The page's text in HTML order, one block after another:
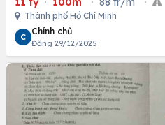
Thành phố Hồ Chí Minh
C
Chính chủ
Đăng 29/12/2025